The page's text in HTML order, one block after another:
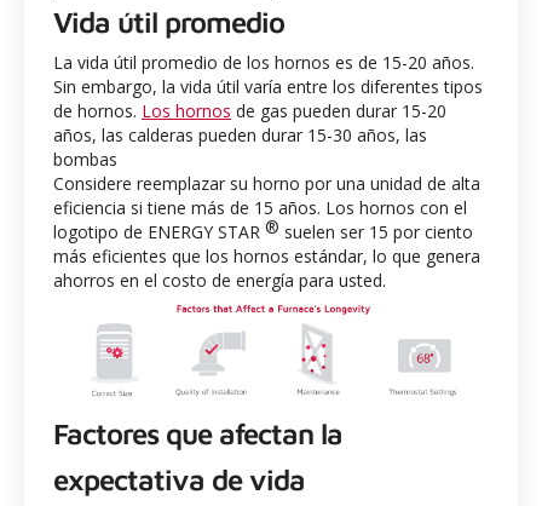
Vida útil promedio
La vida útil promedio de los hornos es de 15-20 años.
Sin embargo, la vida útil varía entre los diferentes tipos
de hornos. Los hornos de gas pueden durar 15-20
años, las calderas pueden durar 15-30 años, las
bombas
Considere reemplazar su horno por una unidad de alta
eficiencia si tiene más de 15 años. Los hornos con el
logotipo de ENERGY STAR ® suelen ser 15 por ciento
más eficientes que los hornos estándar, lo que genera
ahorros en el costo de energía para usted.
Factores que afectan la
expectativa de vida